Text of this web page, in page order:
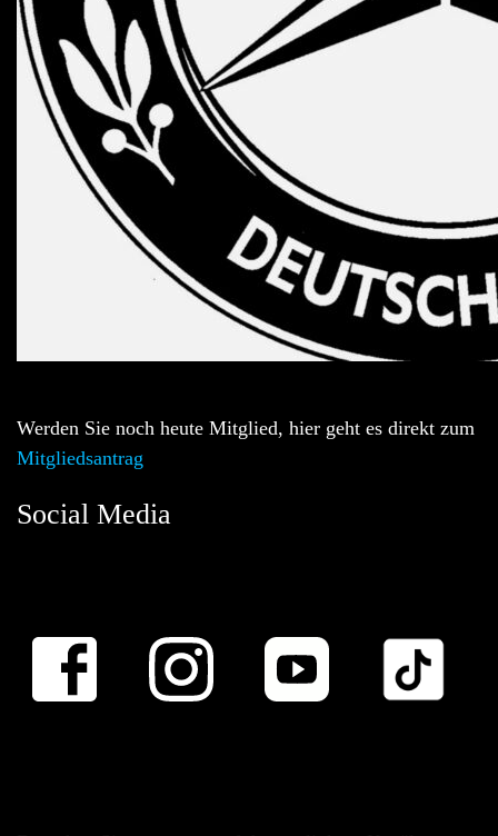
Werden Sie noch heute Mitglied, hier geht es direkt zum
Mitgliedsantrag
Social Media